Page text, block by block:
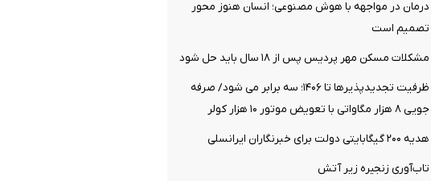
درمان در مواجهه با هوش مصنوعی؛ انسان هنوز محور
تصمیم است
مشکلات مسکن مهر پردیس پس از ۱۸ سال باید حل شود
ظرفیت تجدیدپذیرها تا ۱۴۰۶؛ سه برابر می شود/ صرفه
جویی ۸ هزار مگاواتی با تعویض موتور ۱۰ هزار کولر
هدیه ۲۰۰ گیگابایتی دولت برای خبرنگاران ایرانسلی
تاب‌آوری زنجیره زیر آتش